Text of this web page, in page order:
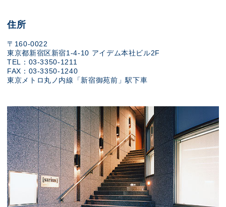
住所
〒160-0022
東京都新宿区新宿1-4-10 アイデム本社ビル2F
TEL：03-3350-1211
FAX：03-3350-1240
東京メトロ丸ノ内線「新宿御苑前」駅下車